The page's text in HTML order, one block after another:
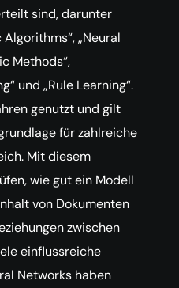
sind, darunter
Algorithms“, „Neural
Methods“,
und „Rule Learning“.
genutzt und gilt
für zahlreiche
Mit diesem
wie gut ein Modell
von Dokumenten
zwischen
einflussreiche
Networks haben